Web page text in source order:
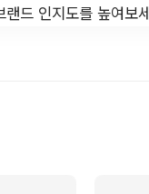
드 인지도를 높여보